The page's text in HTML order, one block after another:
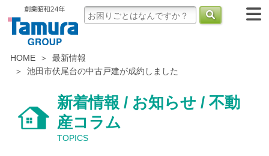
HOME
最新情報
池田市伏尾台の中古戸建が成約しました
新着情報 / お知らせ / 不動
産コラム
TOPICS